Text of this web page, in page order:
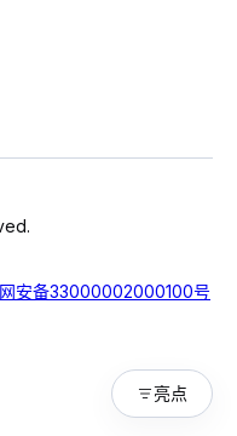
亮点
安备33000002000100号